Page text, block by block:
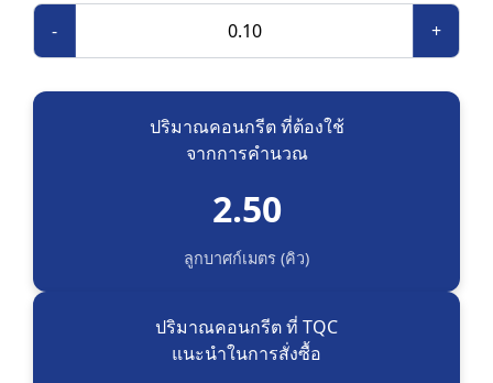
- +
ปริมาณคอนกรีต ที่ต้องใช้
จากการคำนวณ
2.50
ลูกบาศก์เมตร (คิว)
ปริมาณคอนกรีต ที่ TQC
แนะนำในการสั่งซื้อ